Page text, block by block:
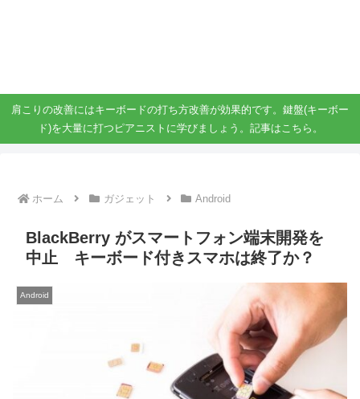
肩こりの改善にはキーボードの打ち方改善が効果的です。鍵盤(キーボー
ド)を大量に打つピアニストに学びましょう。記事はこちら。
ホーム ガジェット Android
BlackBerry がスマートフォン端末開発を
中止 キーボード付きスマホは終了か？
Android